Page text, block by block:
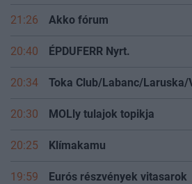
21:26 Akko fórum
20:40 ÉPDUFERR Nyrt.
20:34
20:30 MOLly tulajok topikja
20:25 Klímakamu
19:59 Eurós részvények vitasarok